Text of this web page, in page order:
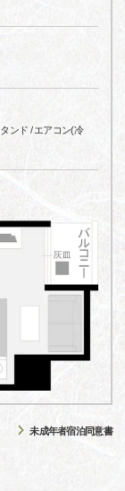
ンド / エアコン(冷
未成年者宿泊同意書